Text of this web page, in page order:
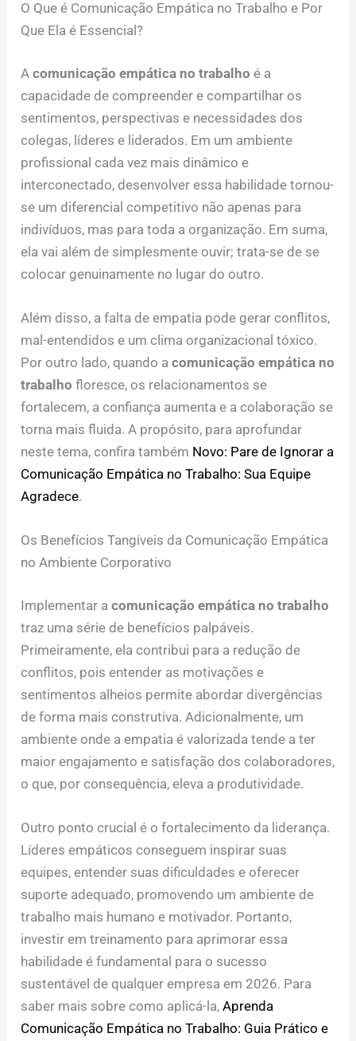
O Que é Comunicação Empática no Trabalho e Por
Que Ela é Essencial?
Acomunicação empática no trabalho é a
capacidade de compreender e compartilhar os
sentimentos, perspectivas e necessidades dos
colegas, líderes e liderados. Em um ambiente
profissional cada vez mais dinâmico e
interconectado, desenvolver essa habilidade tornou-
se um diferencial competitivo não apenas para
indivíduos, mas para toda a organização. Em suma,
ela vai além de simplesmente ouvir; trata-se de se
colocar genuinamente no lugar do outro.
Além disso, a falta de empatia pode gerar conflitos,
mal-entendidos e um clima organizacional tóxico.
Por outro lado, quando acomunicação empática no
trabalho floresce, os relacionamentos se
fortalecem, a confiança aumenta e a colaboração se
torna mais fluida. A propósito, para aprofundar
neste tema, confira também Novo: Pare de Ignorar a
Comunicação Empática no Trabalho: Sua Equipe
Agradece.
Os Benefícios Tangíveis da Comunicação Empática
no Ambiente Corporativo
Implementar acomunicação empática no trabalho
traz uma série de benefícios palpáveis.
Primeiramente, ela contribui para a redução de
conflitos, pois entender as motivações e
sentimentos alheios permite abordar divergências
de forma mais construtiva. Adicionalmente, um
ambiente onde a empatia é valorizada tende a ter
maior engajamento e satisfação dos colaboradores,
o que, por consequência, eleva a produtividade.
Outro ponto crucial é o fortalecimento da liderança.
Líderes empáticos conseguem inspirar suas
equipes, entender suas dificuldades e oferecer
suporte adequado, promovendo um ambiente de
trabalho mais humano e motivador. Portanto,
investir em treinamento para aprimorar essa
habilidade é fundamental para o sucesso
sustentável de qualquer empresa em 2026. Para
saber mais sobre como aplicá-la,Aprenda
Comunicação Empática no Trabalho: Guia Prático e